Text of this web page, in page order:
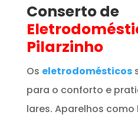
Conserto de
Pilarzinho
Os eletrodomésticos
para o conforto e
lares. Aparelhos como